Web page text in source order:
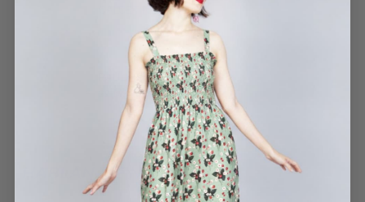
CALCETINES EMILY
PAULA RICO BOUZA
29 MAYO, 2025
HABLAN DE NOSOTROS